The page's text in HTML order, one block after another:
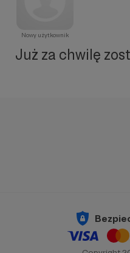
Nowy użytkownik
Już za chwilę